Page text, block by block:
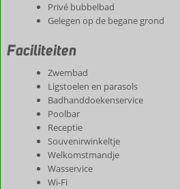
Privé bubbelbad
Gelegen op de begane grond
Faciliteiten
Zwembad
Ligstoelen en parasols
Badhanddoekenservice
Poolbar
Receptie
Souvenirwinkeltje
Welkomstmandje
Wasservice
Wi-Fi